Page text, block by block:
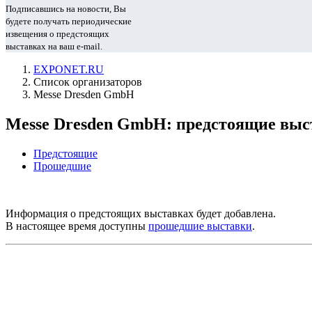
Подписавшись на новости, Вы
будете получать периодические
извещения о предстоящих
выставках на ваш e-mail.
EXPONET.RU
Список организаторов
Messe Dresden GmbH
Messe Dresden GmbH: предстоящие
Предстоящие
Прошедшие
Информация о предстоящих выставках будет добавлена.
В настоящее время доступны прошедшие выставки.